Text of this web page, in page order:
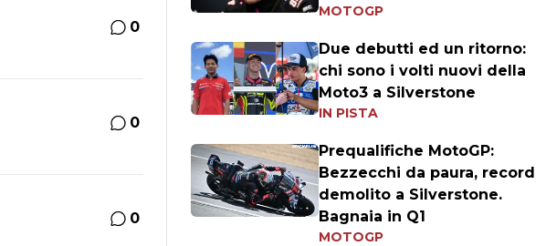
0
0
0
MOTOGP
Due debutti ed un ritorno:
chi sono i volti nuovi della
Moto3 a Silverstone
IN PISTA
Prequalifiche MotoGP:
Bezzecchi da paura, record
demolito a Silverstone.
Bagnaia in Q1
MOTOGP